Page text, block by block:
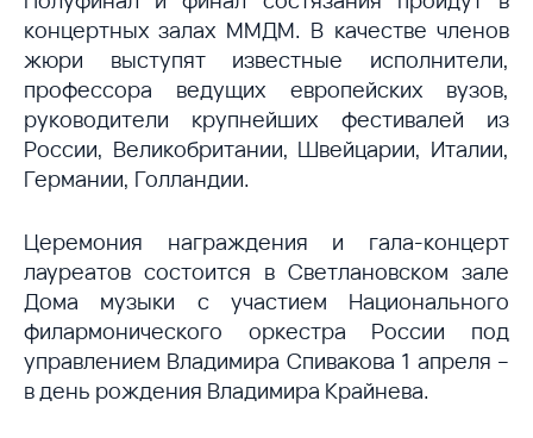
концертных залах ММДМ. В качестве членов
жюри выступят известные исполнители,
профессора ведущих европейских вузов,
руководители крупнейших фестивалей из
России, Великобритании, Швейцарии, Италии,
Германии, Голландии.
Церемония награждения и гала-концерт
лауреатов состоится в Светлановском зале
Дома музыки с участием Национального
филармонического оркестра России под
управлением Владимира Спивакова 1 апреля –
в день рождения Владимира Крайнева.